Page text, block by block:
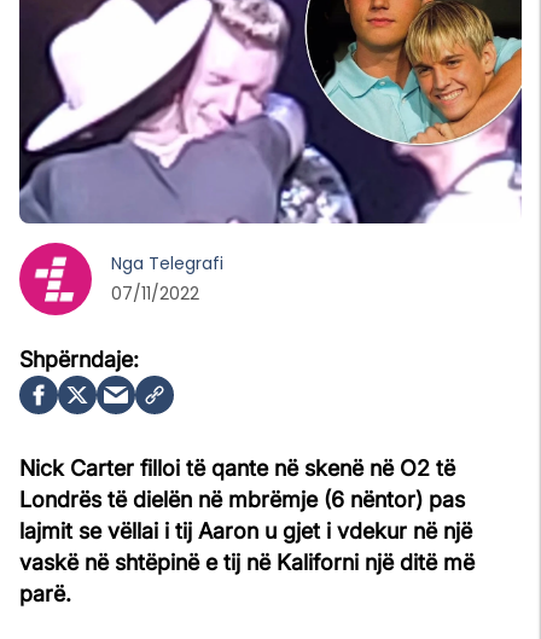
Nick Carter filloi të qante në skenë në O2 të
Londrës të dielën në mbrëmje (6 nëntor) pas
lajmit se vëllai i tij Aaron u gjet i vdekur në një
vaskë në shtëpinë e tij në Kaliforni një ditë më
parë.
Nga Telegrafi
07/11/2022